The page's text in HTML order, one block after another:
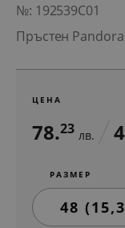
№: 192539C01
Пръстен
ЦЕНА
78.23 лв.
РАЗМЕР